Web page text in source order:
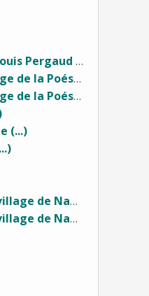
Les Frontières des Prix Louis Pergaud (...)
Poèm' À Nans: "Petit Éloge de la Poésie" (2) ...
Poèm' À Nans: "Petit Éloge de la Poésie" (1) ...
(...)
Eloge et description du village de Nans sous Sainte Anne... (2)
Eloge et description du village de Nans sous Sainte Anne (1) ...